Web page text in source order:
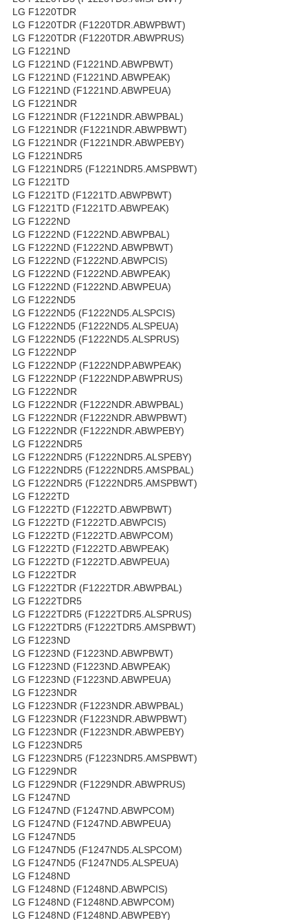
LG F1220TDR
LG F1220TDR (F1220TDR.ABWPBWT)
LG F1220TDR (F1220TDR.ABWPRUS)
LG F1221ND
LG F1221ND (F1221ND.ABWPBWT)
LG F1221ND (F1221ND.ABWPEAK)
LG F1221ND (F1221ND.ABWPEUA)
LG F1221NDR
LG F1221NDR (F1221NDR.ABWPBAL)
LG F1221NDR (F1221NDR.ABWPBWT)
LG F1221NDR (F1221NDR.ABWPEBY)
LG F1221NDR5
LG F1221NDR5 (F1221NDR5.AMSPBWT)
LG F1221TD
LG F1221TD (F1221TD.ABWPBWT)
LG F1221TD (F1221TD.ABWPEAK)
LG F1222ND
LG F1222ND (F1222ND.ABWPBAL)
LG F1222ND (F1222ND.ABWPBWT)
LG F1222ND (F1222ND.ABWPCIS)
LG F1222ND (F1222ND.ABWPEAK)
LG F1222ND (F1222ND.ABWPEUA)
LG F1222ND5
LG F1222ND5 (F1222ND5.ALSPCIS)
LG F1222ND5 (F1222ND5.ALSPEUA)
LG F1222ND5 (F1222ND5.ALSPRUS)
LG F1222NDP
LG F1222NDP (F1222NDP.ABWPEAK)
LG F1222NDP (F1222NDP.ABWPRUS)
LG F1222NDR
LG F1222NDR (F1222NDR.ABWPBAL)
LG F1222NDR (F1222NDR.ABWPBWT)
LG F1222NDR (F1222NDR.ABWPEBY)
LG F1222NDR5
LG F1222NDR5 (F1222NDR5.ALSPEBY)
LG F1222NDR5 (F1222NDR5.AMSPBAL)
LG F1222NDR5 (F1222NDR5.AMSPBWT)
LG F1222TD
LG F1222TD (F1222TD.ABWPBWT)
LG F1222TD (F1222TD.ABWPCIS)
LG F1222TD (F1222TD.ABWPCOM)
LG F1222TD (F1222TD.ABWPEAK)
LG F1222TD (F1222TD.ABWPEUA)
LG F1222TDR
LG F1222TDR (F1222TDR.ABWPBAL)
LG F1222TDR5
LG F1222TDR5 (F1222TDR5.ALSPRUS)
LG F1222TDR5 (F1222TDR5.AMSPBWT)
LG F1223ND
LG F1223ND (F1223ND.ABWPBWT)
LG F1223ND (F1223ND.ABWPEAK)
LG F1223ND (F1223ND.ABWPEUA)
LG F1223NDR
LG F1223NDR (F1223NDR.ABWPBAL)
LG F1223NDR (F1223NDR.ABWPBWT)
LG F1223NDR (F1223NDR.ABWPEBY)
LG F1223NDR5
LG F1223NDR5 (F1223NDR5.AMSPBWT)
LG F1229NDR
LG F1229NDR (F1229NDR.ABWPRUS)
LG F1247ND
LG F1247ND (F1247ND.ABWPCOM)
LG F1247ND (F1247ND.ABWPEUA)
LG F1247ND5
LG F1247ND5 (F1247ND5.ALSPCOM)
LG F1247ND5 (F1247ND5.ALSPEUA)
LG F1248ND
LG F1248ND (F1248ND.ABWPCIS)
LG F1248ND (F1248ND.ABWPCOM)
LG F1248ND (F1248ND.ABWPEBY)